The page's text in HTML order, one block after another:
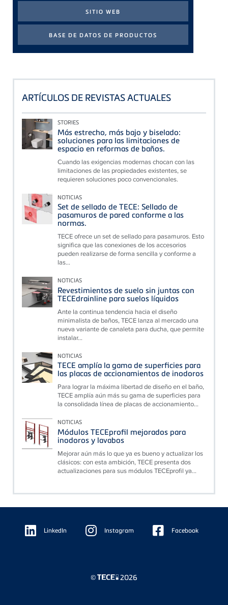
ARTÍCULOS DE REVISTAS ACTUALES
STORIES
Más estrecho, más bajo y biselado:
soluciones para las limitaciones de
espacio en reformas de baños.
Cuando las exigencias modernas chocan con las
limitaciones de las propiedades existentes, se
requieren soluciones poco convencionales.
NOTICIAS
Set de sellado de TECE: Sellado de
pasamuros de pared conforme a las
normas.
TECE ofrece un set de sellado para pasamuros. Esto
significa que las conexiones de los accesorios
pueden realizarse de forma sencilla y conforme a
las...
NOTICIAS
Revestimientos de suelo sin juntas con
TECEdrainline para suelos líquidos
Ante la continua tendencia hacia el diseño
minimalista de baños, TECE lanza al mercado una
nueva variante de canaleta para ducha, que permite
instalar...
NOTICIAS
TECE amplía la gama de superficies para
las placas de accionamientos de inodoros
Para lograr la máxima libertad de diseño en el baño,
TECE amplía aún más su gama de superficies para
la consolidada línea de placas de accionamiento...
NOTICIAS
Módulos TECEprofil mejorados para
inodoros y lavabos
Mejorar aún más lo que ya es bueno y actualizar los
clásicos: con esta ambición, TECE presenta dos
actualizaciones para sus módulos TECEprofil ya...
Floating
Sidebar LinkedIn Instagram Facebook
© 2026